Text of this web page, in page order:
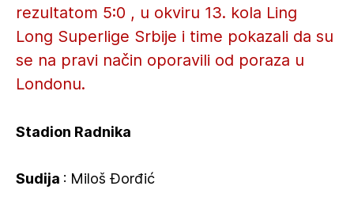
rezultatom 5:0 , u okviru 13. kola Ling
Long Superlige Srbije i time pokazali da su
se na pravi način oporavili od poraza u
Londonu.
Stadion Radnika
Sudija : Miloš Đorđić